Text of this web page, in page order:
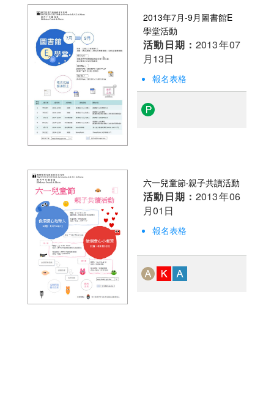
2013年7月-9月圖書館E
學堂活動
活動日期：2013年07
月13日
報名表格
六一兒童節‧親子共讀活動
活動日期：2013年06
月01日
報名表格